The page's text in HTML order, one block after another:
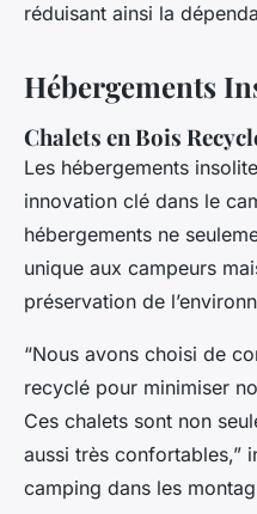
réduisant ainsi la
Hébergements
Chalets en Bois
Les hébergements
innovation clé dans le
hébergements ne
unique aux campeurs
préservation de
“Nous avons choisi de
recyclé pour minimiser
Ces chalets sont non
aussi très confortables,”
camping dans les